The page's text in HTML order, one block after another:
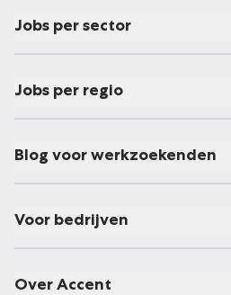
Jobs per sector
Jobs per regio
Blog voor werkzoekenden
Voor bedrijven
Over Accent